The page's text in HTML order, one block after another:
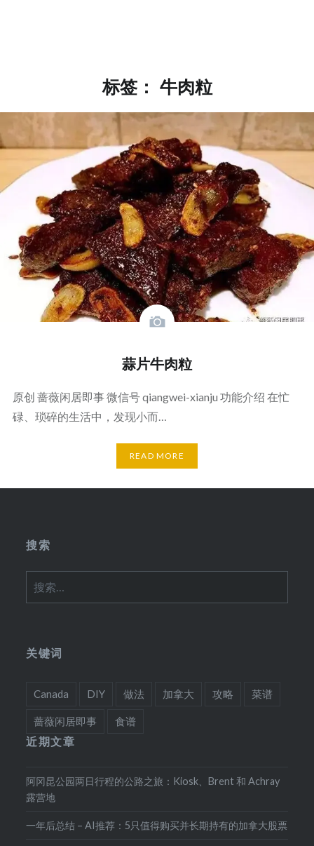
标签： 牛肉粒
蒜片牛肉粒
原创 蔷薇闲居即事 微信号 qiangwei-xianju 功能介绍 在忙
碌、琐碎的生活中，发现小而…
READ MORE
搜索
索：
关键词
Canada DIY 做法 加拿大 攻略 菜谱
蔷薇闲居即事 食谱
近期文章
阿冈昆公园两日行程的公路之旅：Kiosk、Brent 和 Achray
露营地
一年后总结 – AI推荐：5只值得购买并长期持有的加拿大股票